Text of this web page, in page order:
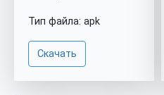
Тип файла: apk
Скачать